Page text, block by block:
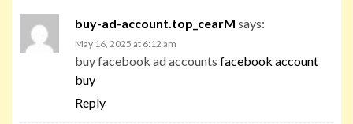
buy-ad-account.top_cearM says:
May 16, 2025 at 6:12 am
buy facebook ad accounts facebook account
buy
Reply